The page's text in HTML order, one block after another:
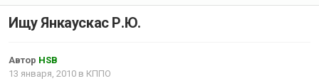
Ищу Янкаускас Р.Ю.
Автор HSB
13 января, 2010 в КППО